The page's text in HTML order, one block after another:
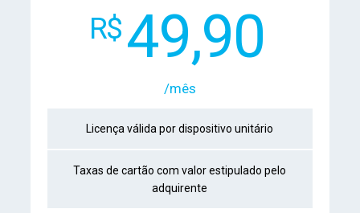
R$49,90
/mês
Licença válida por dispositivo unitário
Taxas de cartão com valor estipulado pelo
adquirente